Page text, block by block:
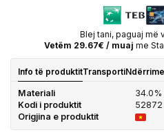
Blej tani, paguaj më
Vetëm 29.67€ / muaj me
Info të produktitTransporti
Materiali
34.0%
Kodi i produktit
52872
Origjina e produktit